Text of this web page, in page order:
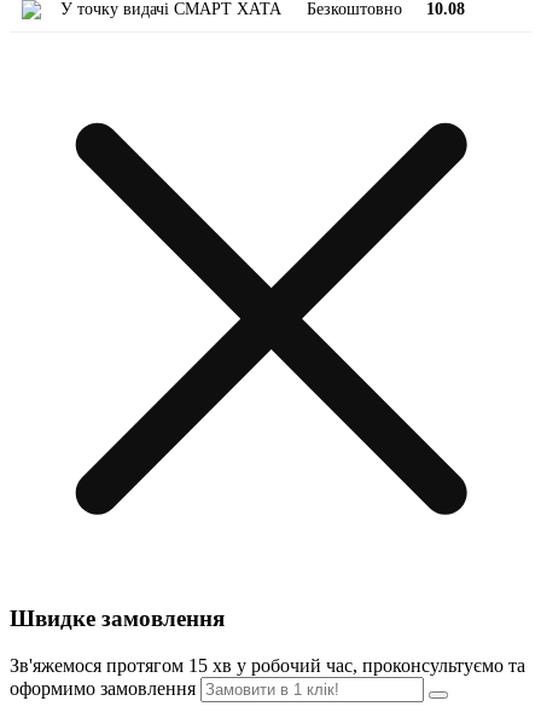
У точку видачі СМАРТ ХАТА Безкоштовно 10.08
Швидке замовлення
Зв'яжемося протягом 15 хв у робочий час, проконсультуємо та
оформимо замовлення